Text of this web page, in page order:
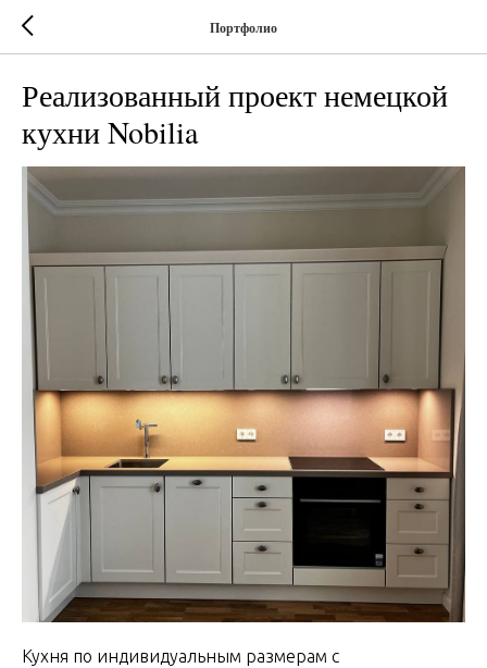
Портфолио
Реализованный проект немецкой
кухни Nobilia
Кухня по индивидуальным размерам с